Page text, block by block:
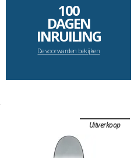
100
DAGEN
INRUILING
De voorwarden bekijken
Uitverkoop